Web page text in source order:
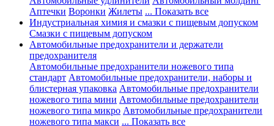
Аптечки Воронки Жилеты ... Показать все
Индустриальная химия и смазки с пищевым допуском
Смазки с пищевым допуском
Автомобильные предохранители и держатели
предохранителя
Автомобильные предохранители ножевого типа
стандарт Автомобильные предохранители, наборы и
блистерная упаковка Автомобильные предохранители
ножевого типа мини Автомобильные предохранители
ножевого типа микро Автомобильные предохранители
ножевого типа макси ... Показать все